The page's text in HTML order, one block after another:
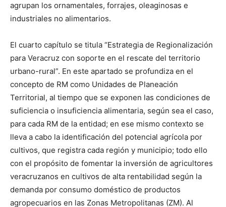
agrupan los ornamentales, forrajes, oleaginosas e
industriales no alimentarios.
El cuarto capítulo se titula “Estrategia de Regionalización
para Veracruz con soporte en el rescate del territorio
urbano-rural”. En este apartado se profundiza en el
concepto de RM como Unidades de Planeación
Territorial, al tiempo que se exponen las condiciones de
suficiencia o insuficiencia alimentaria, según sea el caso,
para cada RM de la entidad; en ese mismo contexto se
lleva a cabo la identificación del potencial agrícola por
cultivos, que registra cada región y municipio; todo ello
con el propósito de fomentar la inversión de agricultores
veracruzanos en cultivos de alta rentabilidad según la
demanda por consumo doméstico de productos
agropecuarios en las Zonas Metropolitanas (ZM). Al